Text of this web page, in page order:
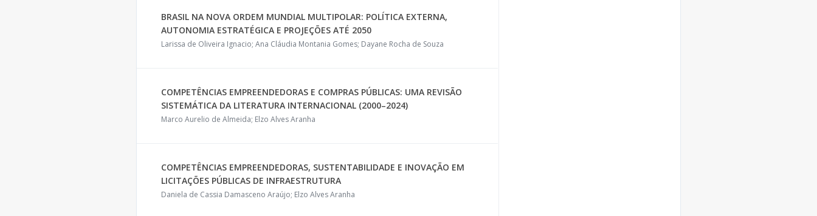
BRASIL NA NOVA ORDEM MUNDIAL MULTIPOLAR: POLÍTICA EXTERNA,
AUTONOMIA ESTRATÉGICA E PROJEÇÕES ATÉ 2050
Larissa de Oliveira Ignacio; Ana Cláudia Montania Gomes; Dayane Rocha de Souza
COMPETÊNCIAS EMPREENDEDORAS E COMPRAS PÚBLICAS: UMA REVISÃO
SISTEMÁTICA DA LITERATURA INTERNACIONAL (2000–2024)
Marco Aurelio de Almeida; Elzo Alves Aranha
COMPETÊNCIAS EMPREENDEDORAS, SUSTENTABILIDADE E INOVAÇÃO EM
LICITAÇÕES PÚBLICAS DE INFRAESTRUTURA
Daniela de Cassia Damasceno Araújo; Elzo Alves Aranha